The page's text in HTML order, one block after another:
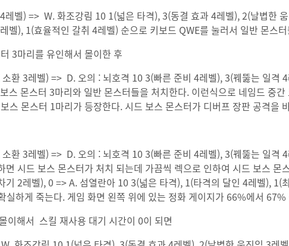
벨) => W. 화조강림 10 1(넓은 타격), 3(동결 효과 4레벨), 2(날볍한
), 1(효율적인 갈취 4레벨) 순으로 키보드 QWE를 눌러서 일반 몬스
3마리를 유인해서 몰이한 후
환 3레벨) => D. 오의 : 뇌호격 10 3(빠른 준비 4레벨), 3(꿰뚫는 일격
스 몬스터 3마리와 일반 몬스터들을 처치한다. 이런식으로 네임드 중간
스 몬스터 1마리가 등장한다. 시드 보스 몬스터가 디버프 장판 공격을
환 3레벨) => D. 오의 : 뇌호격 10 3(빠른 준비 4레벨), 3(꿰뚫는 일격
시드 보스 몬스터가 처치 되는데 가끔씩 렉으로 인하여 시드 보스 몬
2레벨), 0 => A. 섬열란아 10 3(넓은 타격), 1(타격의 달인 4레벨), 1(
하게 죽는다. 게임 화면 왼쪽 위에 있는 정화 게이지가 66%에서 67%
이해서 스킬 재사용 대기 시간이 0이 되면